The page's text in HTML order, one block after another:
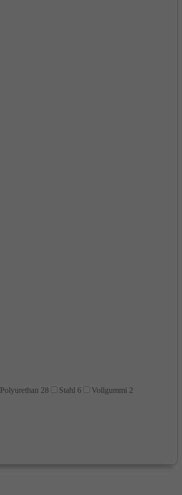
Polyurethan 28 Stahl 6 Vollgummi 2